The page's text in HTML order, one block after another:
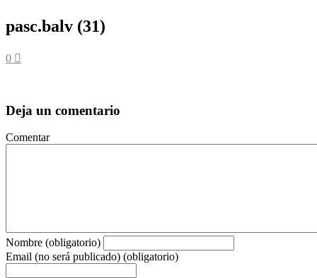
pasc.balv (31)
0
Deja un comentario
Comentar
Nombre (obligatorio)
Email (no será publicado) (obligatorio)